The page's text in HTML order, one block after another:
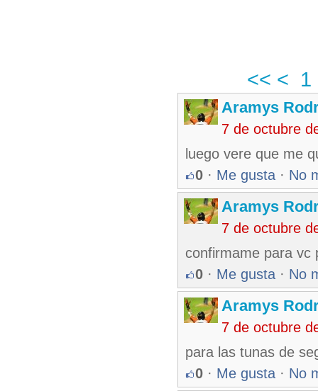
<< < 1
Aramys
7 de octubre
luego vere que me
0 · Me gusta · No
Aramys
7 de octubre
confirmame para vc
0 · Me gusta · No
Aramys
7 de octubre
para las tunas de
0 · Me gusta · No